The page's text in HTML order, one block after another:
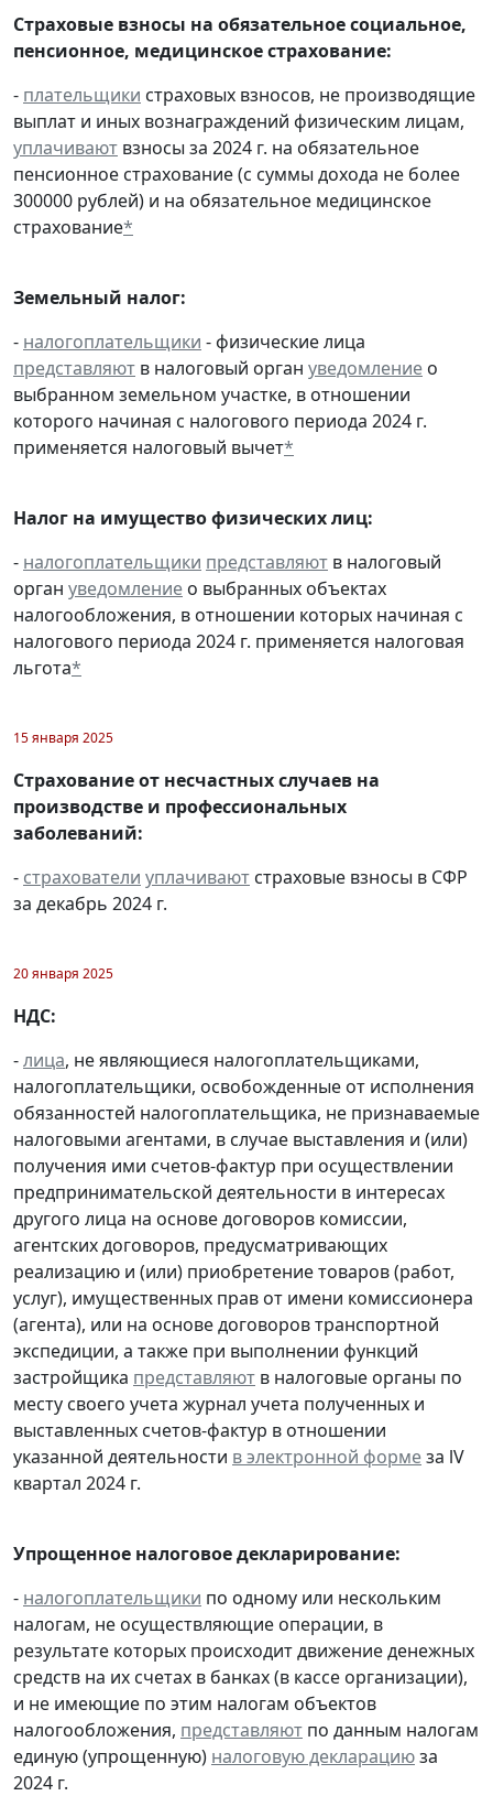
Страховые взносы на обязательное социальное,
пенсионное, медицинское страхование:
- плательщики страховых взносов, не производящие
выплат и иных вознаграждений физическим лицам,
уплачивают взносы за 2024 г. на обязательное
пенсионное страхование (с суммы дохода не более
300000 рублей) и на обязательное медицинское
страхование*
Земельный налог:
- налогоплательщики - физические лица
представляют в налоговый орган уведомление о
выбранном земельном участке, в отношении
которого начиная с налогового периода 2024 г.
применяется налоговый вычет*
Налог на имущество физических лиц:
- налогоплательщики представляют в налоговый
орган уведомление о выбранных объектах
налогообложения, в отношении которых начиная с
налогового периода 2024 г. применяется налоговая
льгота*
15 января 2025
Страхование от несчастных случаев на
производстве и профессиональных
заболеваний:
- страхователи уплачивают страховые взносы в СФР
за декабрь 2024 г.
20 января 2025
НДС:
-лица, не являющиеся налогоплательщиками,
налогоплательщики, освобожденные от исполнения
обязанностей налогоплательщика, не признаваемые
налоговыми агентами, в случае выставления и (или)
получения ими счетов-фактур при осуществлении
предпринимательской деятельности в интересах
другого лица на основе договоров комиссии,
агентских договоров, предусматривающих
реализацию и (или) приобретение товаров (работ,
услуг), имущественных прав от имени комиссионера
(агента), или на основе договоров транспортной
экспедиции, а также при выполнении функций
застройщика представляют в налоговые органы по
месту своего учета журнал учета полученных и
выставленных счетов-фактур в отношении
указанной деятельности в электронной формеза lV
квартал 2024 г.
Упрощенное налоговое декларирование:
- налогоплательщики по одному или нескольким
налогам, не осуществляющие операции, в
результате которых происходит движение денежных
средств на их счетах в банках (в кассе организации),
и не имеющие по этим налогам объектов
налогообложения, представляют по данным налогам
единую (упрощенную) налоговую декларациюза
2024 г.